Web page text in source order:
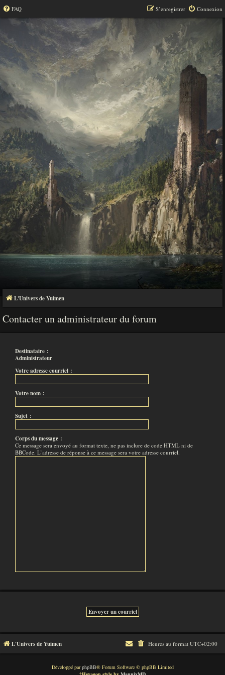
FAQ Connexion
S’enregistrer
L'Univers de Yuimen
Contacter un administrateur du forum
Destinataire :
Administrateur
Votre adresse courriel :
Votre nom :
Sujet :
Corps du message :
Ce message sera envoyé au format texte, ne pas inclure de code HTML ni de
BBCode. L’adresse de réponse à ce message sera votre adresse courriel.
L'Univers de Yuimen Heures au format UTC+02:00
Développé parphpBB® Forum Software © phpBB Limited